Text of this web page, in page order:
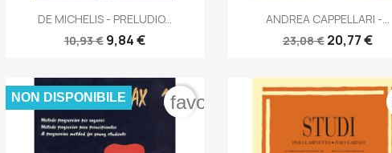
 Anteprima
DE MICHELIS - PRELUDIO...
10,93 € 9,84 €
 Anteprima
ANDREA CAPPELLARI -...
23,08 € 20,77 €
NON DISPONIBILE favorite_border